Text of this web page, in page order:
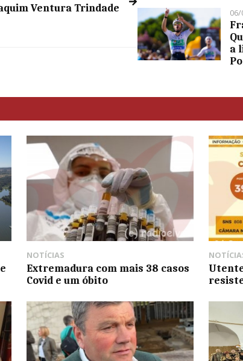
Ventura Trindade
a
NOTÍCIAS
Extremadura com mais 38 casos
Covid e um óbito